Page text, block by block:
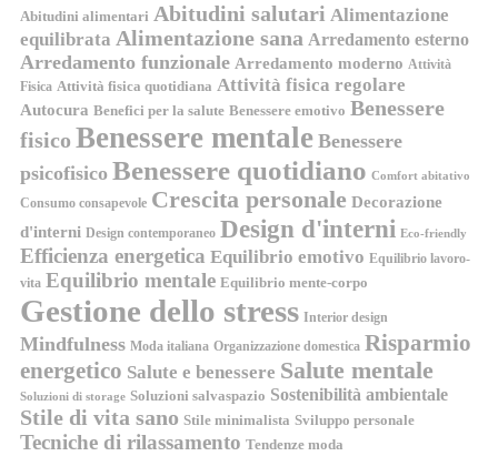
Abitudini alimentari Abitudini salutari Alimentazione
equilibrata Alimentazione sana Arredamento esterno
Arredamento funzionale Arredamento moderno Attività
Fisica Attività fisica quotidiana Attività fisica regolare
Autocura Benefici per la salute Benessere emotivo Benessere
fisico Benessere mentale Benessere
psicofisico Benessere quotidiano Comfort abitativo
Consumo consapevole Crescita personale Decorazione
d'interni Design contemporaneo Design d'interni Eco-friendly
Efficienza energetica Equilibrio emotivo Equilibrio lavoro-
vita Equilibrio mentale Equilibrio mente-corpo
Gestione dello stress Interior design
Mindfulness Moda italiana Organizzazione domestica Risparmio
energetico Salute e benessere Salute mentale
Soluzioni di storage Soluzioni salvaspazio Sostenibilità ambientale
Stile di vita sano Stile minimalista Sviluppo personale
Tecniche di rilassamento Tendenze moda